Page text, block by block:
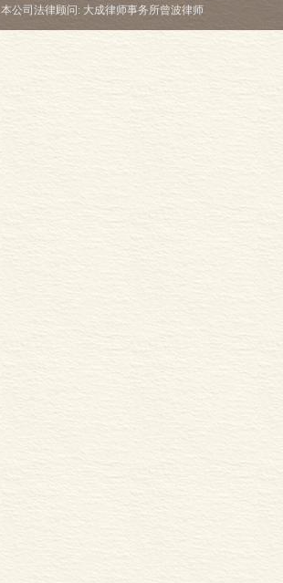
本公司法律顾问: 大成律师事务所曾波律师